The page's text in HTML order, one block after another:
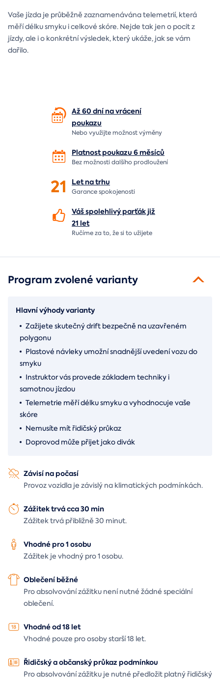
Vaše jízda je průběžně zaznamenávána telemetrií, která
měří délku smyku i celkové skóre. Nejde tak jen o pocit z
jízdy, ale i o konkrétní výsledek, který ukáže, jak se vám
dařilo.
Až 60 dní na vrácení
poukazu
Nebo využijte možnost výměny
Platnost poukazu 6 měsíců
Bez možnosti dalšího prodloužení
21 Letna trhu
Garance spokojenosti
Váš spolehlivý parťák již
21 let
Ručíme za to,že si to užijete
Program zvolené varianty
Hlavní výhody varianty
Zažijete skutečný drift bezpečně na uzavřeném
polygonu
Plastové návleky umožní snadnější uvedení vozu do
smyku
Instruktor vás provede základem techniky i
samotnou jízdou
Telemetrie měří délku smyku a vyhodnocuje vaše
skóre
Nemusíte mít řidičský průkaz
Doprovod může přijet jako divák
Závisí na počasí
Provoz vozidla je závislý na klimatických podmínkách.
Zážitek trvá cca 30 min
Zážitek trvá přibližně 30 minut.
Vhodné pro 1 osobu
Zážitek je vhodný pro 1 osobu.
Oblečení běžné
Pro absolvování zážitku není nutné žádné speciální
oblečení.
Vhodné od 18 let
Vhodné pouze pro osoby starší 18 let.
Řidičský a občanský průkaz podmínkou
Pro absolvování zážitku je nutné předložit platný řidičský